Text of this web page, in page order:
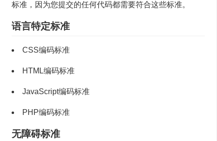
标准，因为您提交的任何代码都需要符合这些标准。
语言特定标准
CSS编码标准
HTML编码标准
JavaScript编码标准
PHP编码标准
无障碍标准